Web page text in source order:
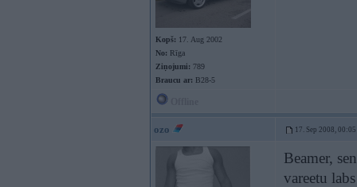
Kopš: 17. Aug 2002
No: Rīga
Ziņojumi: 789
Braucu ar: B28-5
ozo 17. Sep 2008, 00:05
Beamer,
vareetu